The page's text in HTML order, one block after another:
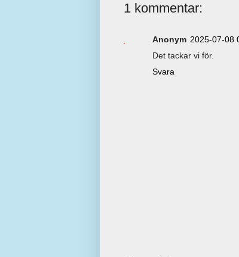
1 kommentar:
Anonym 2025-07-08
Det tackar vi för.
Svara